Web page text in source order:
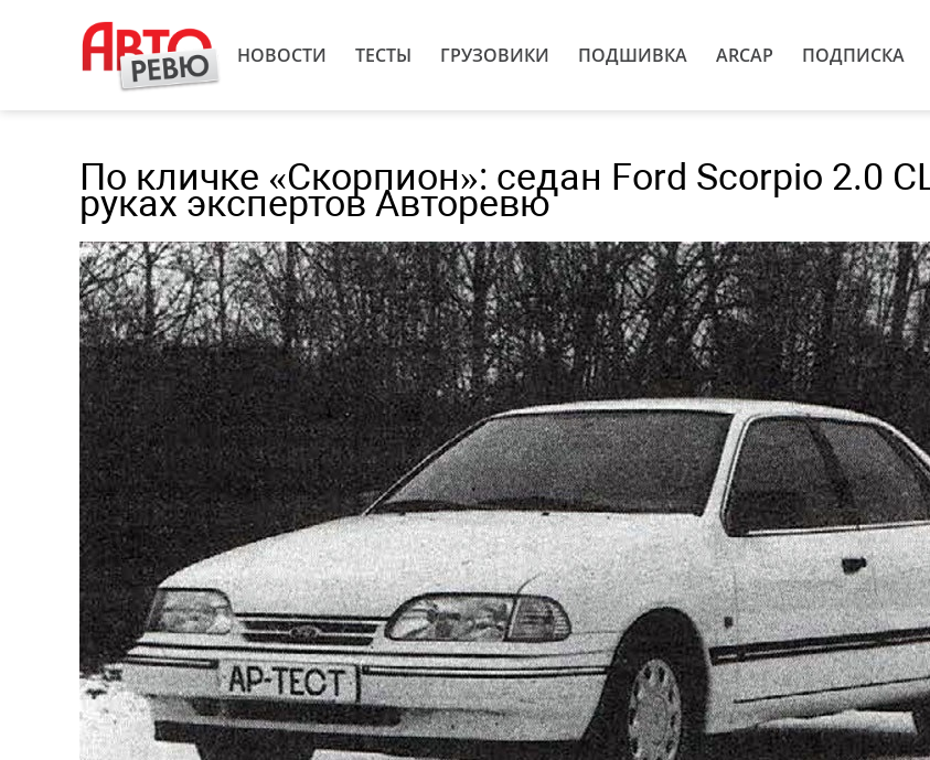
НОВОСТИ ТЕСТЫ ГРУЗОВИКИ ПОДШИВКА ARCAP ПОДПИСКА
По кличке «Скорпион»: седан Ford Scorpio 2.0
руках экспертов Авторевю